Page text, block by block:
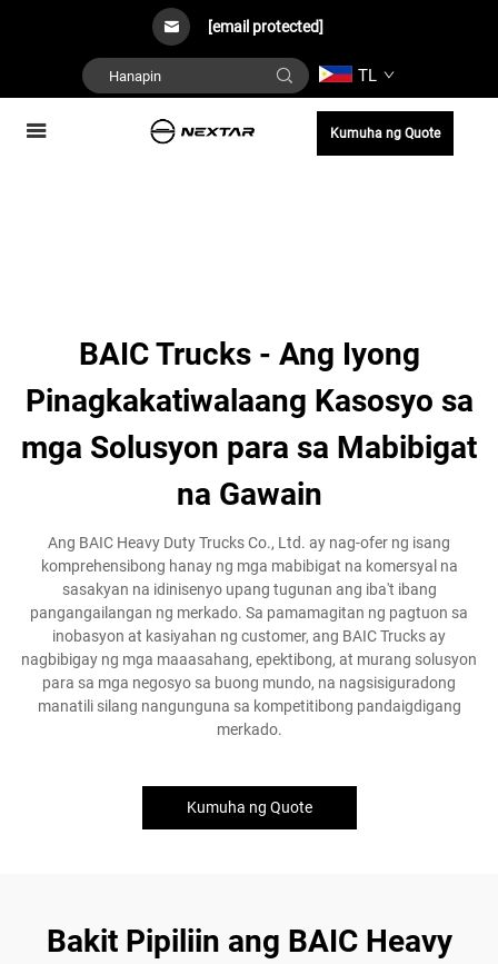
[email protected]
TL
Kumuha ng Quote
BAIC Trucks - Ang Iyong
Pinagkakatiwalaang Kasosyo sa
mga Solusyon para sa Mabibigat
na Gawain
Ang BAIC Heavy Duty Trucks Co., Ltd. ay nag-ofer ng isang
komprehensibong hanay ng mga mabibigat na komersyal na
sasakyan na idinisenyo upang tugunan ang iba't ibang
pangangailangan ng merkado. Sa pamamagitan ng pagtuon sa
inobasyon at kasiyahan ng customer, ang BAIC Trucks ay
nagbibigay ng mga maaasahang, epektibong, at murang solusyon
para sa mga negosyo sa buong mundo, na nagsisiguradong
manatili silang nangunguna sa kompetitibong pandaigdigang
merkado.
Kumuha ng Quote
Bakit Pipiliin ang BAIC Heavy